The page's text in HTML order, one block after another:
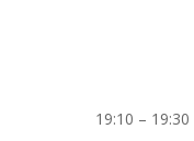
19:10 – 19:30